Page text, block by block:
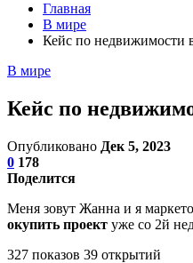
Главная
В мире
Кейс по недвижимости
В мире
Кейс по
Опубликовано Дек 5, 2023
0 178
Поделится
Меня зовут Жанна и я
окупить проект уже со 2й
327 показов 39 открытий